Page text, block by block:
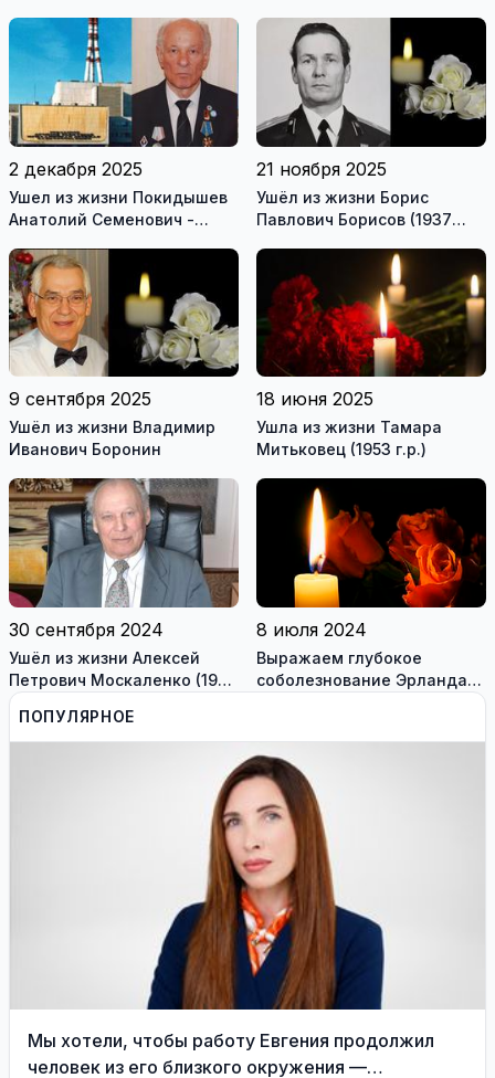
костёла Святого Апостола
Павла
2 декабря 2025
Ушел из жизни Покидышев
Анатолий Семенович -
электроцеха ИАЭС
21 ноября 2025
Ушёл из жизни Борис
Павлович Борисов (1937
строителей Висагинаса
9 сентября 2025
Ушёл из жизни Владимир
Иванович Боронин
18 июня 2025
Ушла из жизни Тамара
Митьковец (1953 г.р.)
30 сентября 2024
Ушёл из жизни Алексей
Петрович Москаленко (1938
г.р.)
8 июля 2024
Выражаем глубокое
соболезнование Эрландасу
ПОПУЛЯРНОЕ
Мы хотели, чтобы работу Евгения продолжил
человек из его близкого окружения —